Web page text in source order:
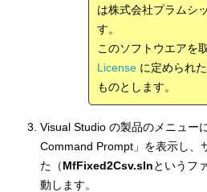
は株式会社プラムシ
す。
このソフトウエアを
License に定められ
ものとします。
Visual Studio の製品のメニュー
Command Prompt」を表示し、
た（MfFixed2Csv.slnというフ
動します。